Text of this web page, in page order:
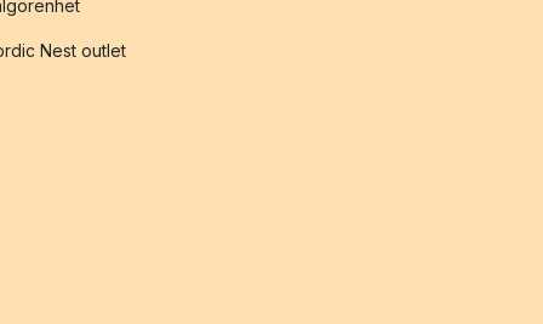
Nest outlet